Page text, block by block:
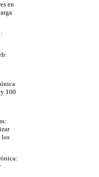
en
100
los